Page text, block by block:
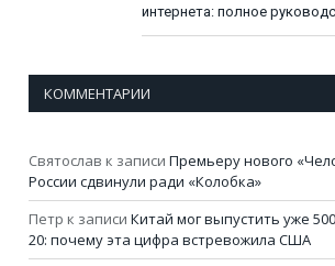
интернета: полное
КОММЕНТАРИИ
Святослав к записи Премьеру нового
России сдвинули ради «Колобка»
Петр к записи Китай мог выпустить уже
20: почему эта цифра встревожила США